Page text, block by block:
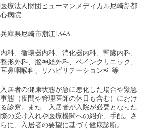
医療法人財団ヒューマンメディカル尼崎新都
心病院
兵庫県尼崎市潮江1343
内科、循環器内科、消化器内科、腎臓内科、
整形外科、脳神経外科、ペインクリニック、
耳鼻咽喉科、リハビリテーション科 等
入居者の健康状態が急に悪化した場合や緊急
事態（夜間や管理医師の休日も含む）におけ
る診察。また、入居者が入院が必要となった
際の受け入れや医療機関への紹介、手配。さ
らに、入居者の要望に基づく健康診断。